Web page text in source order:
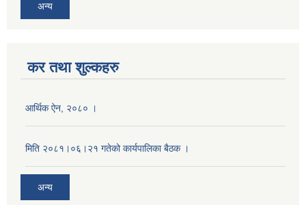
अन्य
कर तथा शुल्कहरु
आर्थिक ऐन, २०८० ।
मिति २०८१।०६।२१ गतेको कार्यपालिका बैठक ।
अन्य